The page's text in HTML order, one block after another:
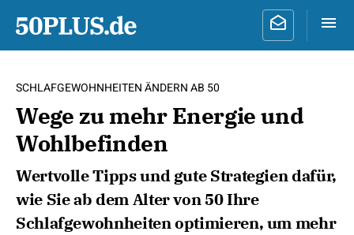
SCHLAFGEWOHNHEITEN ÄNDERN AB 50
Wege zu mehr Energie und
Wohlbefinden
Wertvolle Tipps und gute Strategien dafür,
wie Sie ab dem Alter von 50 Ihre
Schlafgewohnheiten optimieren, um mehr